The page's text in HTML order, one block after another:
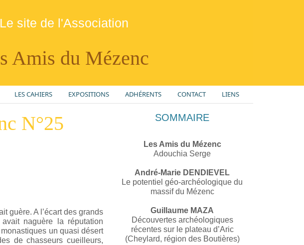
Le site de l'Association
Amis du Mézenc
LES CAHIERS EXPOSITIONS ADHÉRENTS CONTACT LIENS
N°25
guère. A l’écart des grands
naguère la réputation
un quasi désert
de chasseurs cueilleurs,
SOMMAIRE
Les Amis du Mézenc
Adouchia Serge
André-Marie DENDIEVEL
Le potentiel géo-archéologique du
massif du Mézenc
Guillaume MAZA
Découvertes archéologiques
récentes sur le plateau d’Aric
(Cheylard, région des Boutières)